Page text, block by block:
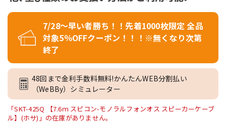
7/28～早い者勝ち！！先着1000枚限定 全品
対象5％OFFクーポン！！！※無くなり次第
終了
48回まで金利手数料無料!かんたんWEB分割払い
（WeBBy）シミュレーター
「SKT-425Q 【7.6ｍ スピコン-モノラルフォンオス スピーカーケーブ
ル】(ホサ)」の在庫がありません。